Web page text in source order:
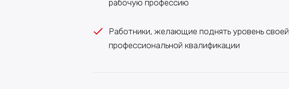
рабочую профессию
Работники, желающие поднять уровень своей
профессиональной квалификации